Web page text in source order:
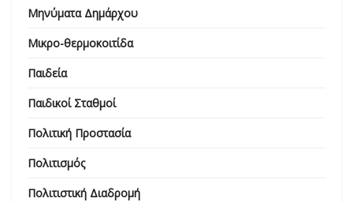
Μηνύματα Δημάρχου
Μικρο-θερμοκοιτίδα
Παιδεία
Παιδικοί Σταθμοί
Πολιτική Προστασία
Πολιτισμός
Πολιτιστική Διαδρομή